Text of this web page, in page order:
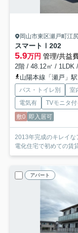
岡山市東区瀬戸町江
スマートⅠ 202
5.9万円 管理/共益
2階 / 48.12㎡ / 1LDK
山陽本線「瀬戸」
バス・トイレ別 室
電気有
TVモニタ
敷0 即入居可
2013年完成のキレイ
電化住宅で初めての賃
アパート